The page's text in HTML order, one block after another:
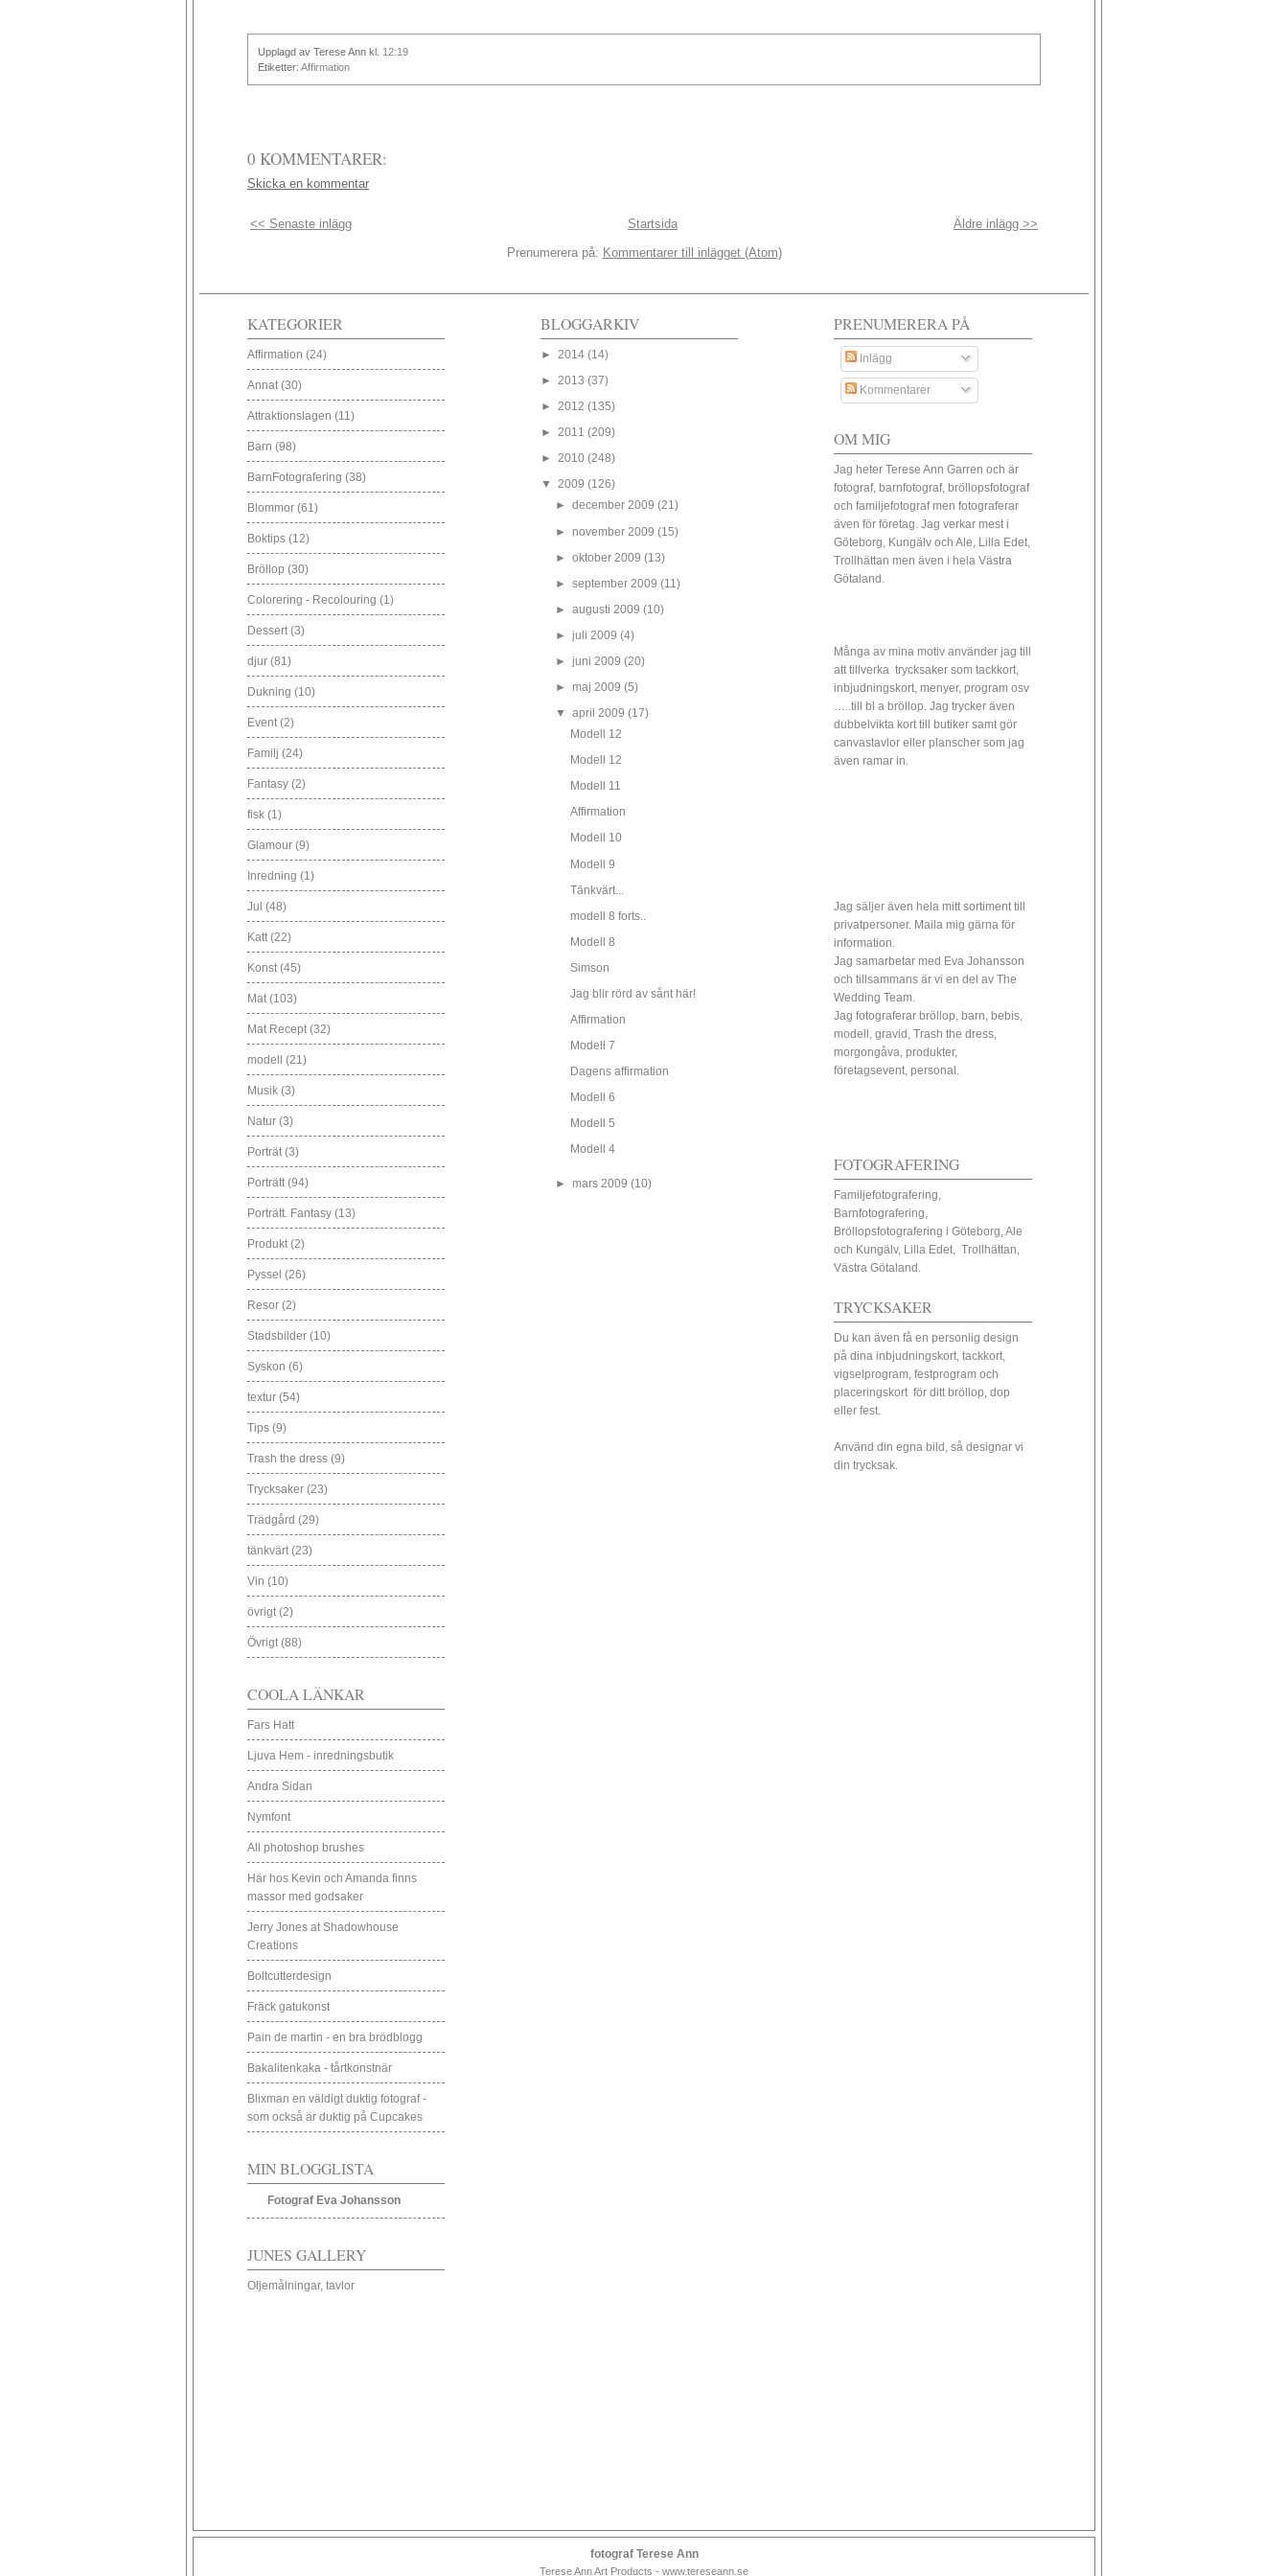
Upplagd av Terese Ann kl. 12:19
Etiketter: Affirmation
0 KOMMENTARER:
Skicka en kommentar
<< Senaste inlägg Äldre inlägg >>
Startsida
Prenumerera på: Kommentarer till inlägget (Atom)
KATEGORIER
Affirmation (24)
Annat (30)
Attraktionslagen (11)
Barn (98)
BarnFotografering (38)
Blommor (61)
Boktips (12)
Bröllop (30)
Colorering - Recolouring (1)
Dessert (3)
djur (81)
Dukning (10)
Event (2)
Familj (24)
Fantasy (2)
fisk (1)
Glamour (9)
Inredning (1)
Jul (48)
Katt (22)
Konst (45)
Mat (103)
Mat Recept (32)
modell (21)
Musik (3)
Natur (3)
Porträt (3)
Porträtt (94)
Porträtt. Fantasy (13)
Produkt (2)
Pyssel (26)
Resor (2)
Stadsbilder (10)
Syskon (6)
textur (54)
Tips (9)
Trash the dress (9)
Trycksaker (23)
Trädgård (29)
tänkvärt (23)
Vin (10)
övrigt (2)
Övrigt (88)
COOLA LÄNKAR
Fars Hatt
Ljuva Hem - inredningsbutik
Andra Sidan
Nymfont
All photoshop brushes
Här hos Kevin och Amanda finns
massor med godsaker
Jerry Jones at Shadowhouse
Creations
Boltcutterdesign
Fräck gatukonst
Pain de martin - en bra brödblogg
Bakalitenkaka - tårtkonstnär
Blixman en väldigt duktig fotograf -
som också är duktig på Cupcakes
MIN BLOGGLISTA
Fotograf Eva Johansson
JUNES GALLERY
Oljemålningar, tavlor
BLOGGARKIV
►2014(14)
►2013(37)
►2012(135)
►2011(209)
►2010(248)
▼2009(126)
►december 2009(21)
►november 2009(15)
►oktober 2009(13)
►september 2009(11)
►augusti 2009(10)
►juli 2009(4)
►juni 2009(20)
►maj 2009(5)
▼april 2009(17)
Modell 12
Modell 12
Modell 11
Affirmation
Modell 10
Modell 9
Tänkvärt...
modell 8 forts..
Modell 8
Simson
Jag blir rörd av sånt här!
Affirmation
Modell 7
Dagens affirmation
Modell 6
Modell 5
Modell 4
►mars 2009(10)
PRENUMERERA PÅ
Inlägg
Kommentarer
OM MIG
Jag heter Terese Ann Garren och är
fotograf, barnfotograf, bröllopsfotograf
och familjefotograf men fotograferar
även för företag. Jag verkar mest i
Göteborg, Kungälv och Ale, Lilla Edet,
Trollhättan men även i hela Västra
Götaland.
Många av mina motiv använder jag till
att tillverka trycksaker som tackkort,
inbjudningskort, menyer, program osv
…..till bl a bröllop. Jag trycker även
dubbelvikta kort till butiker samt gör
canvastavlor eller planscher som jag
även ramar in.
Jag säljer även hela mitt sortiment till
privatpersoner. Maila mig gärna för
information.
Jag samarbetar med Eva Johansson
och tillsammans är vi en del av The
Wedding Team.
Jag fotograferar bröllop, barn, bebis,
modell, gravid, Trash the dress,
morgongåva, produkter,
företagsevent, personal.
FOTOGRAFERING
Familjefotografering,
Barnfotografering,
Bröllopsfotografering i Göteborg, Ale
och Kungälv, Lilla Edet, Trollhättan,
Västra Götaland.
TRYCKSAKER
Du kan även få en personlig design
på dina inbjudningskort, tackkort,
vigselprogram, festprogram och
placeringskort för ditt bröllop, dop
eller fest.
Använd din egna bild, så designar vi
din trycksak.
fotograf Terese Ann
Terese Ann Art Products - www.tereseann.se